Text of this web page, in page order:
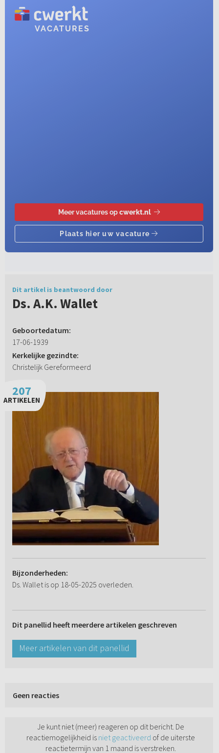
Dit artikel is beantwoord door
Ds. A.K. Wallet
Geboortedatum:
17-06-1939
Kerkelijke gezindte:
Christelijk Gereformeerd
207
ARTIKELEN
Bijzonderheden:
Ds. Wallet is op 18-05-2025 overleden.
Dit panellid heeft meerdere artikelen geschreven
Meer artikelen van dit panellid
Geen reacties
Je kunt niet (meer) reageren op dit bericht. De
reactiemogelijkheid is niet geactiveerd of de uiterste
reactietermijn van 1 maand is verstreken.